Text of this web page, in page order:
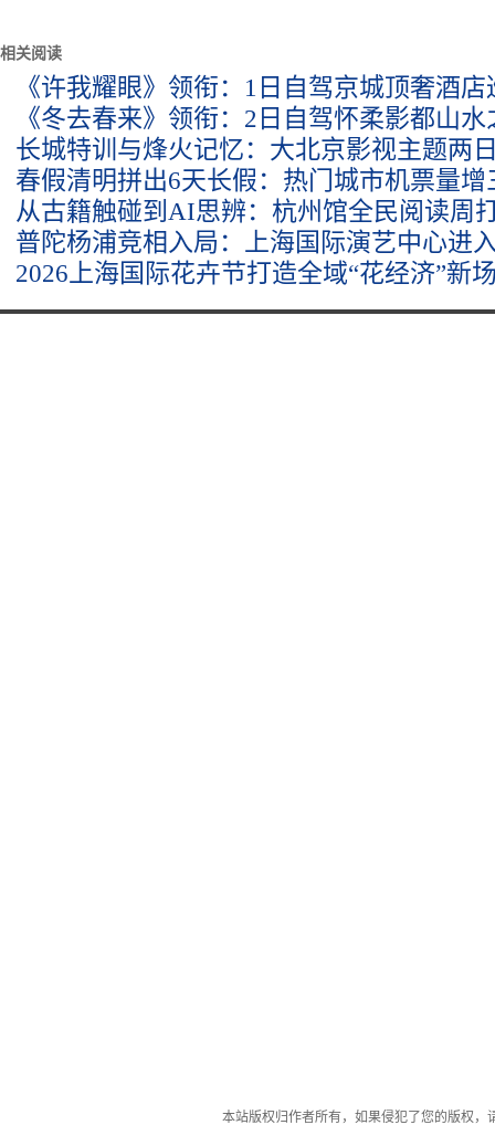
相关阅读
《许我耀眼》领衔：1日自驾京城顶奢酒店
《冬去春来》领衔：2日自驾怀柔影都山水
长城特训与烽火记忆：大北京影视主题两
春假清明拼出6天长假：热门城市机票量
从古籍触碰到AI思辨：杭州馆全民阅读周
普陀杨浦竞相入局：上海国际演艺中心进
2026上海国际花卉节打造全域“花经济”新
本站版权归作者所有，如果侵犯了您的版权